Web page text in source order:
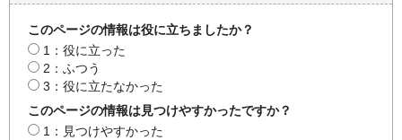
このページの情報は役に立ちましたか？
1：役に立った
2：ふつう
3：役に立たなかった
このページの情報は見つけやすかったですか？
1：見つけやすかった